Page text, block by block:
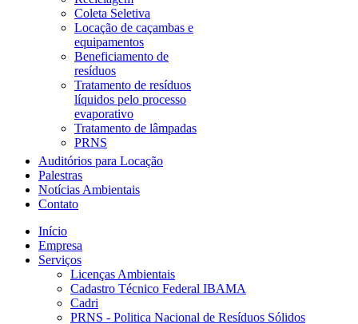
Coleta Seletiva
Locação de caçambas e
equipamentos
Beneficiamento de
resíduos
Tratamento de resíduos
líquidos pelo processo
evaporativo
Tratamento de lâmpadas
PRNS
Auditórios para Locação
Palestras
Notícias Ambientais
Contato
Início
Empresa
Serviços
Licenças Ambientais
Cadastro Técnico Federal IBAMA
Cadri
PRNS - Politica Nacional de Resíduos Sólidos